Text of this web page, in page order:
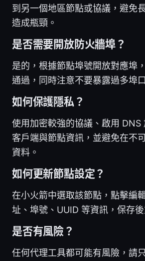
到另一個地區節點或協議，避免
造成瓶頸。
是否需要開放防火牆埠？
是的，根據節點埠號開放對應埠
通過，同時注意不要暴露過多埠
如何保護隱私？
使用加密較強的協議、啟用 DNS
客戶端與節點資訊，並避免在不
資料。
如何更新節點設定？
在小火箭中選取該節點，點擊編
址、埠號、UUID 等資訊，保存後
是否有風險？
任何代理工具都可能有風險，請